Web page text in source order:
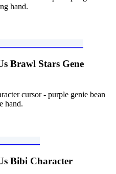
hand.
Brawl Stars Gene
cursor - purple genie bean
hand.
Bibi Character